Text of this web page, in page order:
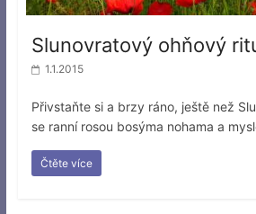
Slunovratový ohňový
1.1.2015
Přivstaňte si a brzy ráno, ještě než
se ranní rosou bosýma nohama a
Čtěte více